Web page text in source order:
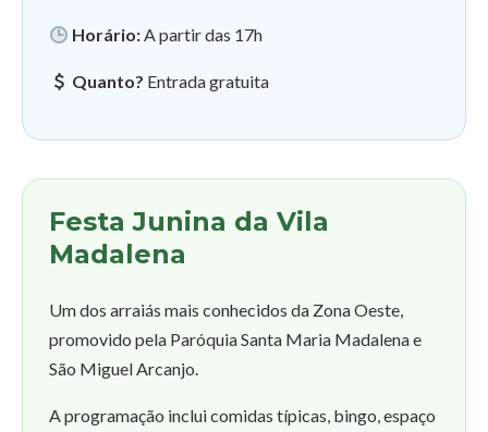
Horário:A partir das 17h
Quanto? Entrada gratuita
Festa Junina da Vila
Madalena
Um dos arraiás mais conhecidos da Zona Oeste,
promovido pela Paróquia Santa Maria Madalena e
São Miguel Arcanjo.
A programação inclui comidas típicas, bingo, espaço